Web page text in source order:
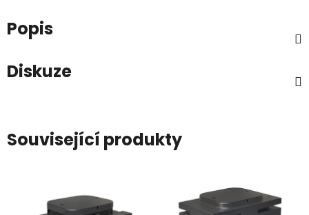
Popis
Diskuze
Související produkty